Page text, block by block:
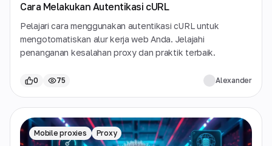
Cara Melakukan Autentikasi cURL
Pelajari cara menggunakan autentikasi cURL untuk
mengotomatiskan alur kerja web Anda. Jelajahi
penanganan kesalahan proxy dan praktik terbaik.
0 75 Alexander
Mobile proxies Proxy